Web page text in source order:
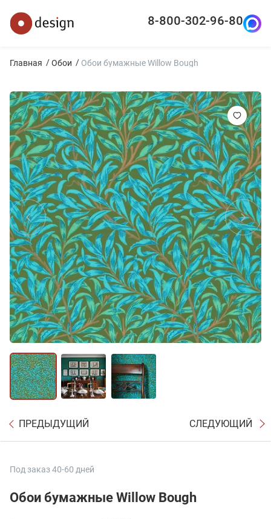
8-800-302-96-80
Главная Обои Обои бумажные Willow Bough
ПРЕДЫДУЩИЙ СЛЕДУЮЩИЙ
Под заказ 40-60 дней
Обои бумажные Willow Bough